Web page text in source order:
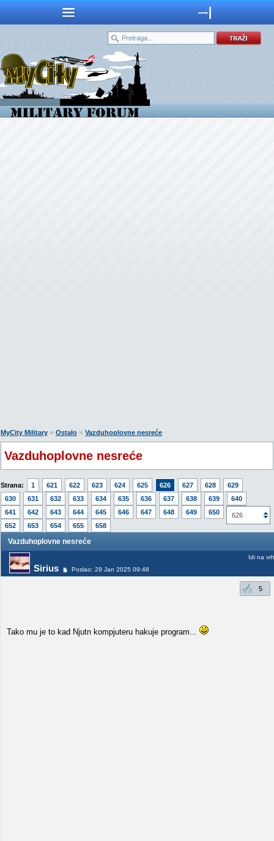
MyCity Military » Ostalo » Vazduhoplovne nesreće
Vazduhoplovne nesreće
Strana: 1 621 622 623 624 625 626 627 628
629
630
631 632 633 634 635 636 637 638 639
640
641
642 643 644 645 646 647 648 649 650
651
652
653 654 655 658
626
Vazduhoplovne nesreće
Sirius Poslao: 29 Jan 2025 09:48
Idi na vrh
5
Tako mu je to kad Njutn kompjuteru hakuje program...